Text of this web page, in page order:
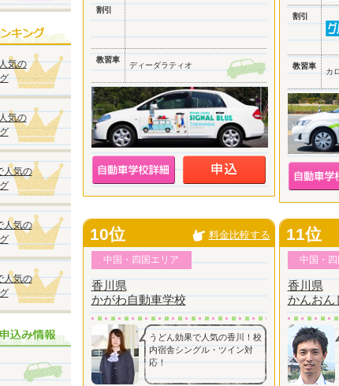
気の
気の
人気の
人気の
人気の
割引
教習車
ディーダラティオ
割引
教習車
カ
10位 料金比較する
中国・四国エリア
香川県
かがわ自動車学校
うどん効果で人気の香川！校
内宿舎シングル・ツイン対
応！
11位
中国・
香川県
かんおん